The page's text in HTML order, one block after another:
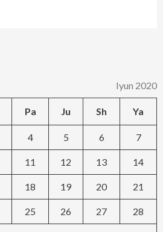
Iyun 2020
Pa Ju Sh Ya
4 5 6 7
11 12 13 14
18 19 20 21
25 26 27 28